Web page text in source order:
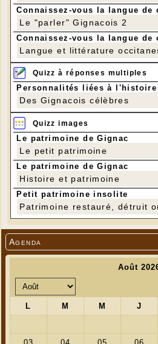
Agenda
Entrée libre
Connaissez-vous la langue de
Le "parler" Gignacois 2
Connaissez-vous la langue de
Langue et littérature
Quizz à réponses multiples
Personnalités liées à l'histoire
Des Gignacois célèbres
Quizz images
Le patrimoine de Gignac
Le petit patrimoine
Le patrimoine de Gignac
Histoire et patrimoine
Petit patrimoine insolite
Patrimoine restauré, détruit